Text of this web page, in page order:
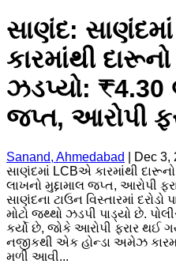
સાણંદ:
કારમાંથી
ઝડપ્યો: ₹4.30
જપ્ત, આરોપી
Sanand, Ahmedabad
Dec 3,
સાણંદમાં LCBએ કારમાંથી
લાખનો મુદ્દામાલ જપ્ત, આરોપી
સાણંદના ટાઉન વિસ્તારમાં દરોડો
મોટો જથ્થો ઝડપી પાડ્યો છે.
કર્યો છે, જોકે આરોપી ફરાર થઈ
નજીકથી એક હોન્ડા અમેઝ
મળી આવી...